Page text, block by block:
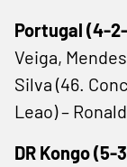
Portugal (4-
Veiga,
Silva (46.
Leao) –
DR Kongo (5-